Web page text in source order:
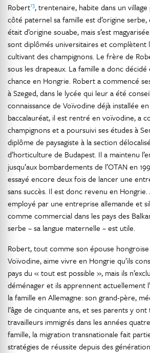
Robert13, trentenaire, habite dans un
côté paternel sa famille est d’origine
était d’origine souabe, mais s’est
sont diplômés universitaires et complètent
cultivant des champignons. Le frère de
sous les drapeaux. La famille a donc
chance en Hongrie. Robert a commencé
à Szeged, dans le lycée qui leur a été
connaissance de Voïvodine déjà installée
baccalauréat, il est rentré en voïvodine, a
champignons et a poursuivi ses études à
diplôme de paysagiste à la section
d’horticulture de Budapest. Il a maintenu
jusqu’aux bombardements de l’OTAN en
essayé encore deux fois de lancer une
sans succès. Il est donc revenu en
employé par une entreprise allemande et
comme commercial dans les pays des
serbe – sa langue maternelle – est utile.
Robert, tout comme son épouse
Voïvodine, aime vivre en Hongrie qu’ils
pays du « tout est possible », mais ils
déménager et ils apprennent actuellement
la famille en Allemagne: son grand-père,
l’âge de cinquante ans, et ses parents y
travailleurs immigrés dans les années
famille, la migration transnationale fait
stratégies de réussite depuis des